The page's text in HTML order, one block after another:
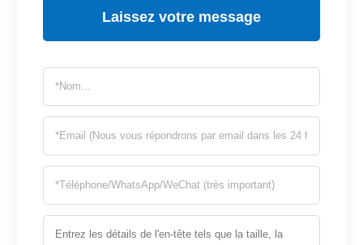
Laissez votre message